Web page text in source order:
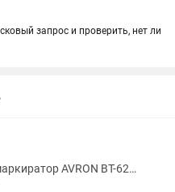
запрос и проверить, нет ли
Ручной маркиратор AVRON BT-6205B